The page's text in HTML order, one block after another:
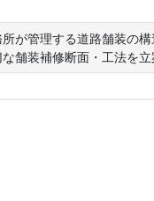
が管理する道路舗装の
舗装補修断面・工法を立